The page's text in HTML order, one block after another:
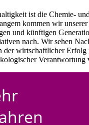
ist die Chemie-
kommen wir
und künftigen
nach. Wir sehen
der wirtschaftlicher Erfolg
Verantwortung